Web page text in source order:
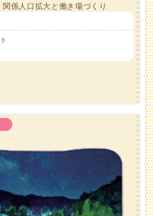
係人口拡大と働き場づくり